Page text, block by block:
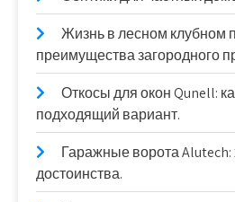
Жизнь в лесном клубном
преимущества загородного
Откосы для окон Qunell:
подходящий вариант.
Гаражные ворота Alutech:
достоинства.